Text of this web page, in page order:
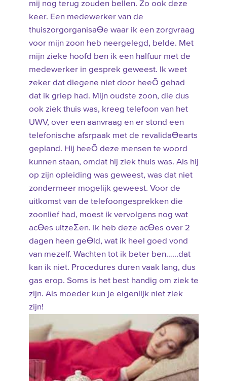
mij nog terug zouden bellen. Zo ook deze
keer. Een medewerker van de
thuiszorgorganisaƟe waar ik een zorgvraag
voor mijn zoon heb neergelegd, belde. Met
mijn zieke hoofd ben ik een halfuur met de
medewerker in gesprek geweest. Ik weet
zeker dat diegene niet door heeŌ gehad
dat ik griep had. Mijn oudste zoon, die dus
ook ziek thuis was, kreeg telefoon van het
UWV, over een aanvraag en er stond een
telefonische afsrpaak met de revalidaƟearts
gepland. Hij heeŌ deze mensen te woord
kunnen staan, omdat hij ziek thuis was. Als hij
op zijn opleiding was geweest, was dat niet
zondermeer mogelijk geweest. Voor de
uitkomst van de telefoongesprekken die
zoonlief had, moest ik vervolgens nog wat
acƟes uitzeƩen. Ik heb deze acƟes over 2
dagen heen geƟld, wat ik heel goed vond
van mezelf. Wachten tot ik beter ben…...dat
kan ik niet. Procedures duren vaak lang, dus
gas erop. Soms is het best handig om ziek te
zijn. Als moeder kun je eigenlijk niet ziek
zijn!